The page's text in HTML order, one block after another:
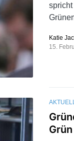
Katie
15.